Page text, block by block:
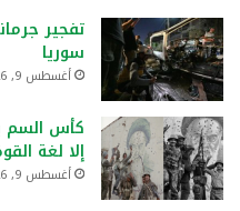
تفجير
سوريا
أغسطس 9, 2026
كأس السم
إلا لغة
أغسطس 9, 2026